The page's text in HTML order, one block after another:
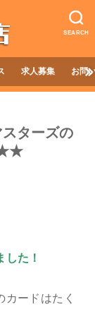
SEARCH
求人募集 お問
ターズの
★★
た！
ードはたく